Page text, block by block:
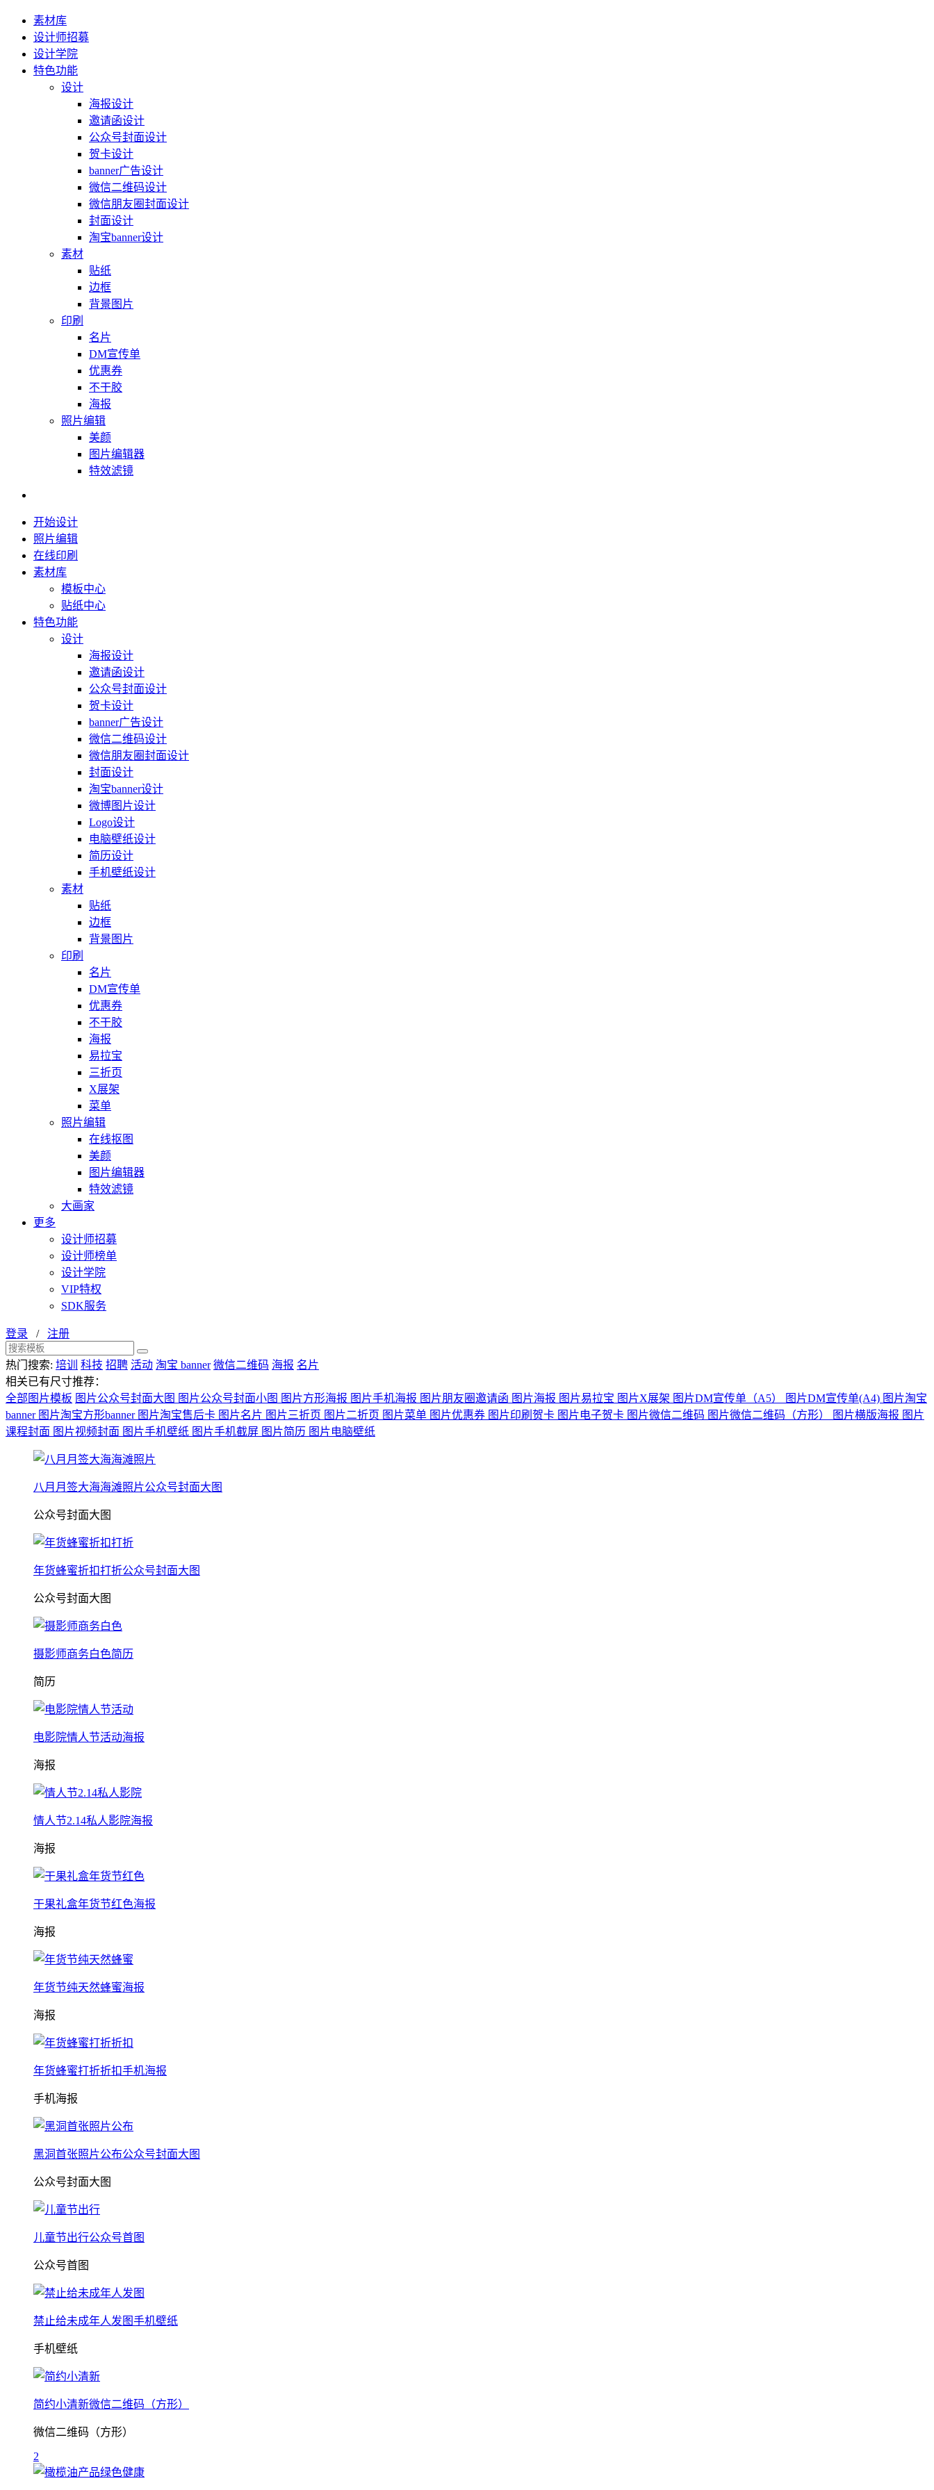
素材库
设计师招募
设计学院
特色功能
设计
海报设计
邀请函设计
公众号封面设计
贺卡设计
banner广告设计
微信二维码设计
微信朋友圈封面设计
封面设计
淘宝banner设计
素材
贴纸
边框
背景图片
印刷
名片
DM宣传单
优惠券
不干胶
海报
照片编辑
美颜
图片编辑器
特效滤镜
开始设计
照片编辑
在线印刷
素材库
模板中心
贴纸中心
特色功能
设计
海报设计
邀请函设计
公众号封面设计
贺卡设计
banner广告设计
微信二维码设计
微信朋友圈封面设计
封面设计
淘宝banner设计
微博图片设计
Logo设计
电脑壁纸设计
简历设计
手机壁纸设计
素材
贴纸
边框
背景图片
印刷
名片
DM宣传单
优惠券
不干胶
海报
易拉宝
三折页
X展架
菜单
照片编辑
在线抠图
美颜
图片编辑器
特效滤镜
大画家
更多
设计师招募
设计师榜单
设计学院
VIP特权
SDK服务
登录 / 注册
热门搜索: 培训 科技 招聘 活动 淘宝 banner 微信二维码 海报 名片
相关已有尺寸推荐：
全部图片模板 图片公众号封面大图 图片公众号封面小图 图片方形海报 图片手机海报 图片朋友圈邀请函 图片海报 图片易拉宝 图片X展架 图片DM宣传单（A5） 图片DM宣传单(A4) 图片淘宝
banner 图片淘宝方形banner 图片淘宝售后卡 图片名片 图片三折页 图片二折页 图片菜单 图片优惠券 图片印刷贺卡 图片电子贺卡 图片微信二维码 图片微信二维码（方形） 图片横版海报 图片
课程封面 图片视频封面 图片手机壁纸 图片手机截屏 图片简历 图片电脑壁纸
八月月签大海海滩照片公众号封面大图
公众号封面大图
年货蜂蜜折扣打折公众号封面大图
公众号封面大图
摄影师商务白色简历
简历
电影院情人节活动海报
海报
情人节2.14私人影院海报
海报
干果礼盒年货节红色海报
海报
年货节纯天然蜂蜜海报
海报
年货蜂蜜打折折扣手机海报
手机海报
黑洞首张照片公布公众号封面大图
公众号封面大图
儿童节出行公众号首图
公众号首图
禁止给未成年人发图手机壁纸
手机壁纸
简约小清新微信二维码（方形）
微信二维码（方形）
2